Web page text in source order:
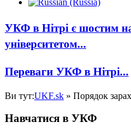
УКФ в Нітрі є шостим
університетом...
Переваги УКФ в Нітрі...
Ви тут:UKF.sk » Порядок
Навчатися в УКФ